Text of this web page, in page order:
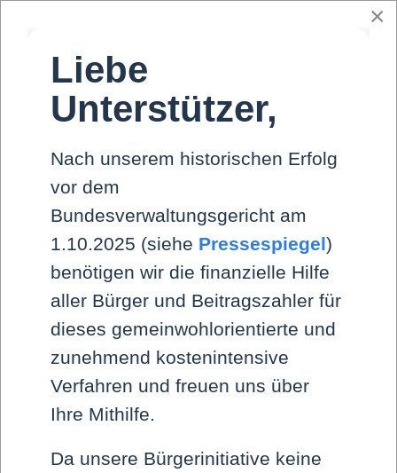
Bitte die für das Benutzerkonto
hinterlegte E-Mail-Adresse
eingeben. Der Benutzername wird
dann an diese E-Mail-Adresse
geschickt.
E-Mail-Adresse
Senden
×
Liebe
Unterstützer,
Nach unserem historischen Erfolg
vor dem
Bundesverwaltungsgericht am
1.10.2025 (siehe Pressespiegel)
benötigen wir die finanzielle Hilfe
aller Bürger und Beitragszahler für
dieses gemeinwohlorientierte und
zunehmend kostenintensive
Verfahren und freuen uns über
Ihre Mithilfe.
Da unsere Bürgerinitiative keine